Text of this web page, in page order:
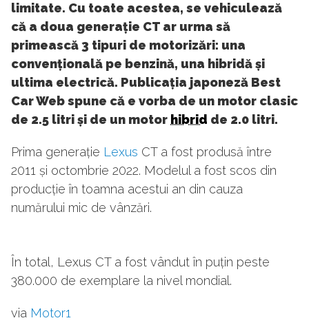
limitate. Cu toate acestea, se vehiculează
că a doua generație CT ar urma să
primească 3 tipuri de motorizări: una
convențională pe benzină, una hibridă și
ultima electrică. Publicația japoneză Best
Car Web spune că e vorba de un motor clasic
de 2.5 litri și de un motor hibrid de 2.0 litri.
Prima generație Lexus CT a fost produsă între
2011 și octombrie 2022. Modelul a fost scos din
producție în toamna acestui an din cauza
numărului mic de vânzări.
În total, Lexus CT a fost vândut în puțin peste
380.000 de exemplare la nivel mondial.
via Motor1